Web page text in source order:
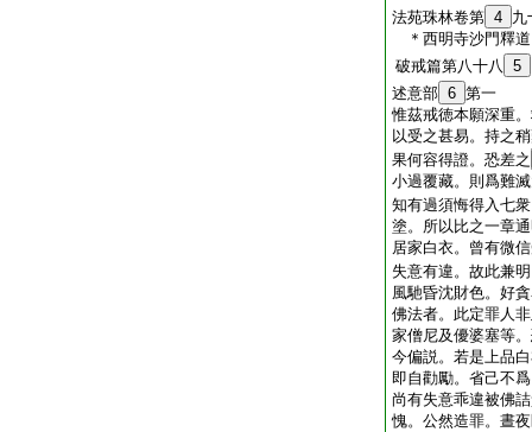
法苑珠林卷第 4 九
＊西明寺沙門釋
破戒篇第八十八 5
述意部 6 第一
惟茲戒徳本願深重
以受之甚易。持之
果何容得證。恐差之
小過覆藏。則爲難
知有過須悔得入七
塗。所以比之一章
居家白衣。曾有微
失意有違。故此兼
風馳昏沈財色。好
佛法者。此定罪人
家僧尼及優婆塞等
今偏説。若是上品
即自勸勵。省己不
尚有失意乖違被佛
愧。公然造罪。晝